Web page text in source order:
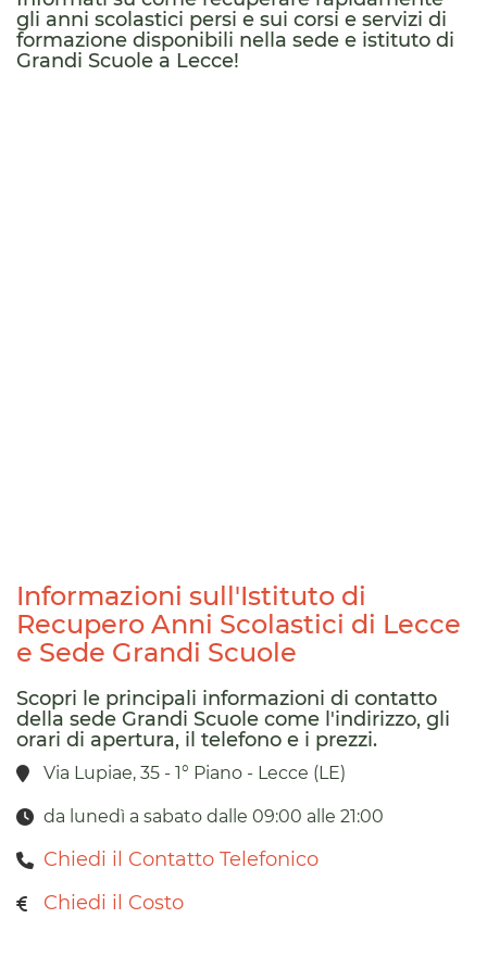
gli anni scolastici persi e sui corsi e servizi di
formazione disponibili nella sede e istituto di
Grandi Scuole a Lecce!
Informazioni sull'Istituto di
Recupero Anni Scolastici di Lecce
e Sede Grandi Scuole
Scopri le principali informazioni di contatto
della sede Grandi Scuole come l'indirizzo, gli
orari di apertura, il telefono e i prezzi.
Via Lupiae, 35 - 1° Piano - Lecce (LE)
da lunedì a sabato dalle 09:00 alle 21:00
Chiedi il Contatto Telefonico
Chiedi il Costo